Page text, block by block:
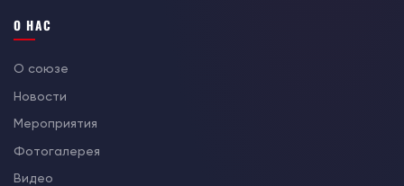
О НАС
О союзе
Новости
Мероприятия
Фотогалерея
Видео